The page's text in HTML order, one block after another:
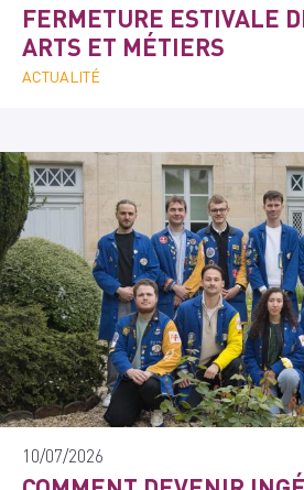
FERMETURE ESTIVALE
ARTS ET MÉTIERS
ACTUALITÉ
10/07/2026